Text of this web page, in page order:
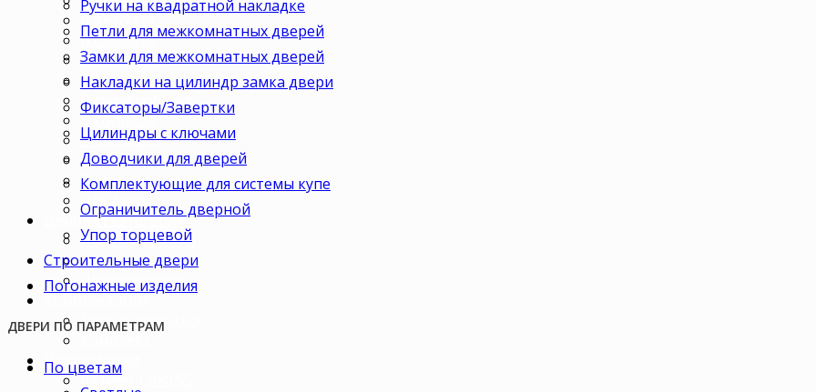
В детскую
В спальню
В гостиную
В зал
В гардеробную
В коридор
В кладовку
В офис
В коттедж
Для дачи
Ценовая категория
Двери премиум
Двери стандарт
Двери эконом
Только полотно
По размерам
Размер 1,9×0,55
Ручки на квадратной накладке
Петли для межкомнатных дверей
Замки для межкомнатных дверей
Накладки на цилиндр замка двери
Фиксаторы/Завертки
Цилиндры с ключами
Доводчики для дверей
Комплектующие для системы купе
Ограничитель дверной
Упор торцевой
Строительные двери
Погонажные изделия
ДВЕРИ ПО ПАРАМЕТРАМ
По цветам